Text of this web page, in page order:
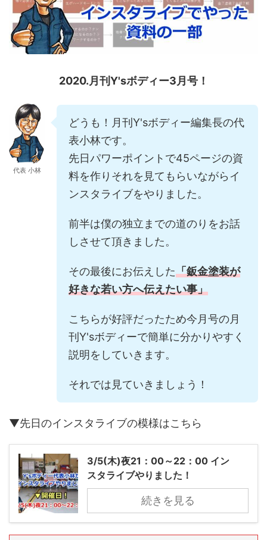
2020.月刊Y'sボディー3月号！
代表 小林
どうも！月刊Y'sボディー編集長の代
表小林です。
先日パワーポイントで45ページの資
料を作りそれを見てもらいながらイ
ンスタライブをやりました。
前半は僕の独立までの道のりをお話
しさせて頂きました。
その最後にお伝えした「鈑金塗装が
好きな若い方へ伝えたい事」
こちらが好評だったため今月号の月
刊Y'sボディーで簡単に分かりやすく
説明をしていきます。
それでは見ていきましょう！
▼先日のインスタライブの模様はこちら
3/5(木)夜21：00～22：00 イン
スタライブやりました！
続きを見る